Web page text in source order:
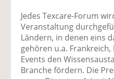
Jedes Texcare-Forum
Veranstaltung
Ländern, in denen eins
gehören u.a.
Events den
Branche fördern. Die